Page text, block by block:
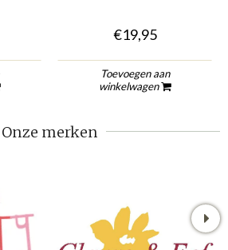
€19,95
Toevoegen aan
winkelwagen
Onze merken